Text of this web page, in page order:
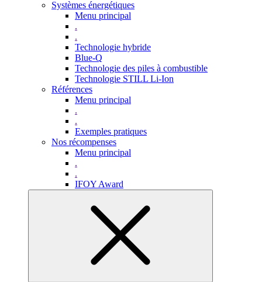
Systèmes énergétiques
Menu principal
.
.
Technologie hybride
Blue-Q
Technologie des piles à combustible
Technologie STILL Li-Ion
Références
Menu principal
.
.
Exemples pratiques
Nos récompenses
Menu principal
.
.
IFOY Award